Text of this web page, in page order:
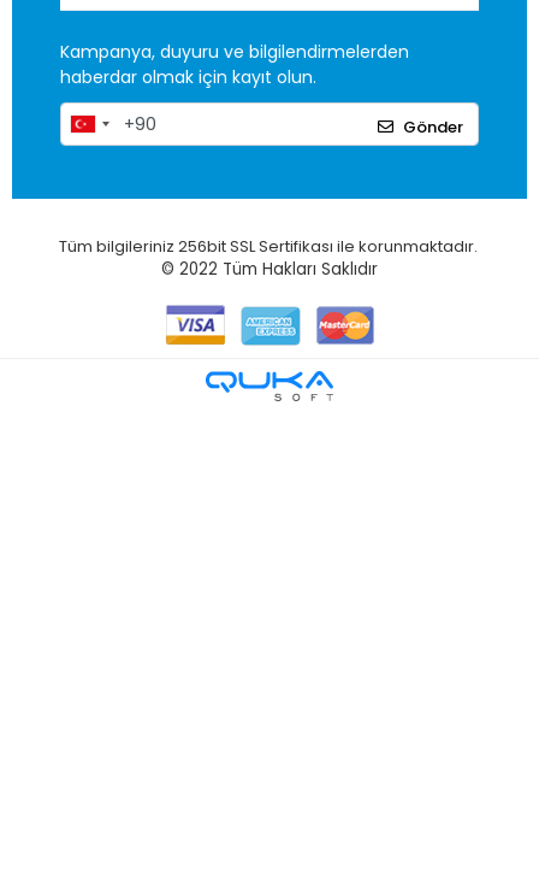
Kampanya, duyuru ve bilgilendirmelerden
haberdar olmak için kayıt olun.
Gönder
Tüm bilgileriniz 256bit SSL Sertifikası ile korunmaktadır.
© 2022 Tüm Hakları Saklıdır